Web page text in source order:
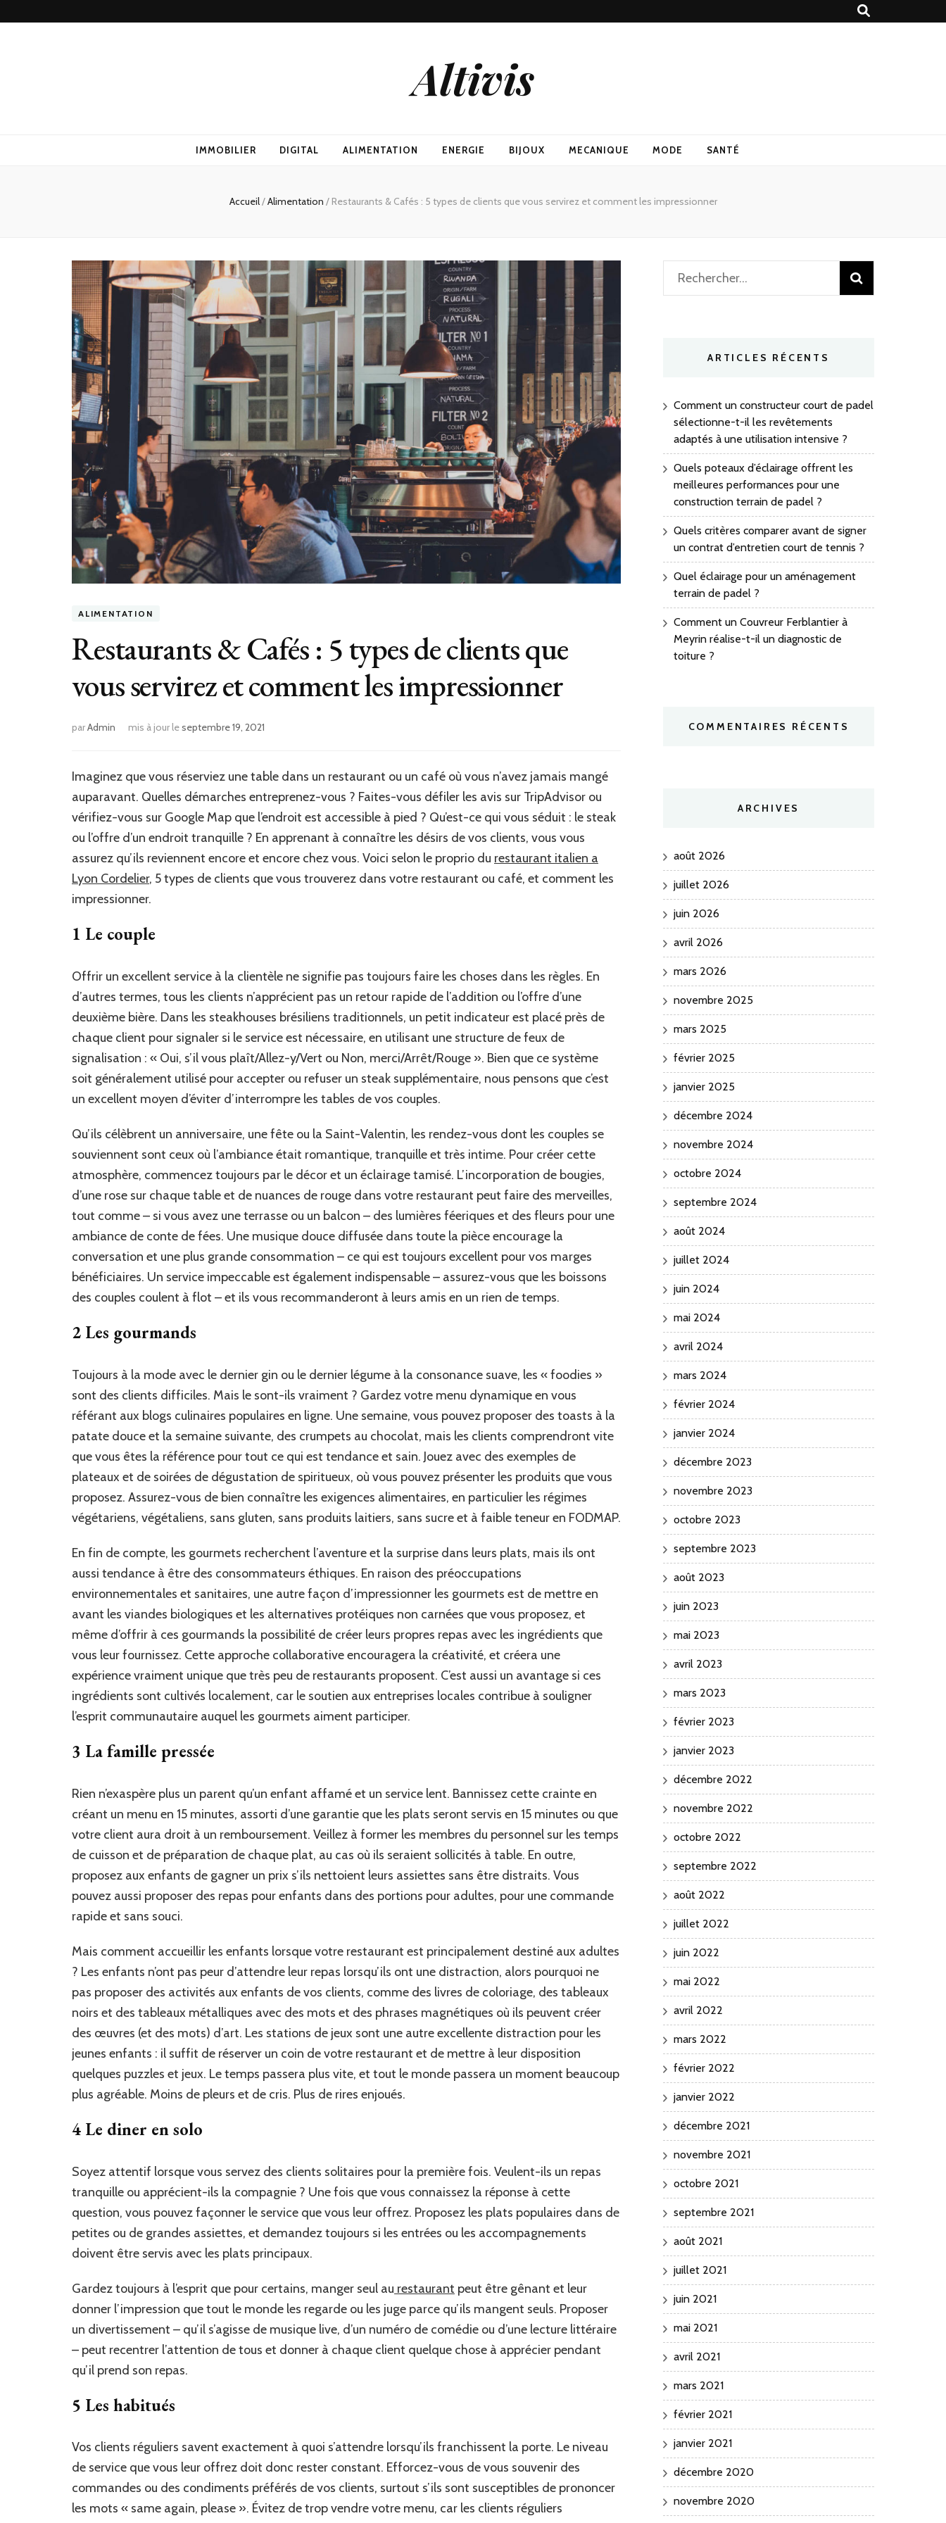
Altivis
IMMOBILIER DIGITAL ALIMENTATION ENERGIE BIJOUX MECANIQUE MODE SANTÉ
Accueil/Alimentation / Restaurants & Cafés : 5 types de clients que vous servirez et comment les impressionner
ALIMENTATION
Restaurants & Cafés : 5 types de clients que
vous servirez et comment les impressionner
parAdmin mis à jour leseptembre 19, 2021
Imaginez que vous réserviez une table dans un restaurant ou un café où vous n’avez jamais mangé
auparavant. Quelles démarches entreprenez-vous ? Faites-vous défiler les avis sur TripAdvisor ou
vérifiez-vous sur Google Map que l’endroit est accessible à pied ? Qu’est-ce qui vous séduit : le steak
ou l’offre d’un endroit tranquille ? En apprenant à connaître les désirs de vos clients, vous vous
assurez qu’ils reviennent encore et encore chez vous. Voici selon le proprio du restaurant italien a
Lyon Cordelier, 5 types de clients que vous trouverez dans votre restaurant ou café, et comment les
impressionner.
1 Le couple
Offrir un excellent service à la clientèle ne signifie pas toujours faire les choses dans les règles. En
d’autres termes, tous les clients n’apprécient pas un retour rapide de l’addition ou l’offre d’une
deuxième bière. Dans les steakhouses brésiliens traditionnels, un petit indicateur est placé près de
chaque client pour signaler si le service est nécessaire, en utilisant une structure de feux de
signalisation : « Oui, s’il vous plaît/Allez-y/Vert ou Non, merci/Arrêt/Rouge ». Bien que ce système
soit généralement utilisé pour accepter ou refuser un steak supplémentaire, nous pensons que c’est
un excellent moyen d’éviter d’interrompre les tables de vos couples.
Qu’ils célèbrent un anniversaire, une fête ou la Saint-Valentin, les rendez-vous dont les couples se
souviennent sont ceux où l’ambiance était romantique, tranquille et très intime. Pour créer cette
atmosphère, commencez toujours par le décor et un éclairage tamisé. L’incorporation de bougies,
d’une rose sur chaque table et de nuances de rouge dans votre restaurant peut faire des merveilles,
tout comme – si vous avez une terrasse ou un balcon – des lumières féeriques et des fleurs pour une
ambiance de conte de fées. Une musique douce diffusée dans toute la pièce encourage la
conversation et une plus grande consommation – ce qui est toujours excellent pour vos marges
bénéficiaires. Un service impeccable est également indispensable – assurez-vous que les boissons
des couples coulent à flot – et ils vous recommanderont à leurs amis en un rien de temps.
2 Les gourmands
Toujours à la mode avec le dernier gin ou le dernier légume à la consonance suave, les « foodies »
sont des clients difficiles. Mais le sont-ils vraiment ? Gardez votre menu dynamique en vous
référant aux blogs culinaires populaires en ligne. Une semaine, vous pouvez proposer des toasts à la
patate douce et la semaine suivante, des crumpets au chocolat, mais les clients comprendront vite
que vous êtes la référence pour tout ce qui est tendance et sain. Jouez avec des exemples de
plateaux et de soirées de dégustation de spiritueux, où vous pouvez présenter les produits que vous
proposez. Assurez-vous de bien connaître les exigences alimentaires, en particulier les régimes
végétariens, végétaliens, sans gluten, sans produits laitiers, sans sucre et à faible teneur en FODMAP.
En fin de compte, les gourmets recherchent l’aventure et la surprise dans leurs plats, mais ils ont
aussi tendance à être des consommateurs éthiques. En raison des préoccupations
environnementales et sanitaires, une autre façon d’impressionner les gourmets est de mettre en
avant les viandes biologiques et les alternatives protéiques non carnées que vous proposez, et
même d’offrir à ces gourmands la possibilité de créer leurs propres repas avec les ingrédients que
vous leur fournissez. Cette approche collaborative encouragera la créativité, et créera une
expérience vraiment unique que très peu de restaurants proposent. C’est aussi un avantage si ces
ingrédients sont cultivés localement, car le soutien aux entreprises locales contribue à souligner
l’esprit communautaire auquel les gourmets aiment participer.
3 La famille pressée
Rien n’exaspère plus un parent qu’un enfant affamé et un service lent. Bannissez cette crainte en
créant un menu en 15 minutes, assorti d’une garantie que les plats seront servis en 15 minutes ou que
votre client aura droit à un remboursement. Veillez à former les membres du personnel sur les temps
de cuisson et de préparation de chaque plat, au cas où ils seraient sollicités à table. En outre,
proposez aux enfants de gagner un prix s’ils nettoient leurs assiettes sans être distraits. Vous
pouvez aussi proposer des repas pour enfants dans des portions pour adultes, pour une commande
rapide et sans souci.
Mais comment accueillir les enfants lorsque votre restaurant est principalement destiné aux adultes
? Les enfants n’ont pas peur d’attendre leur repas lorsqu’ils ont une distraction, alors pourquoi ne
pas proposer des activités aux enfants de vos clients, comme des livres de coloriage, des tableaux
noirs et des tableaux métalliques avec des mots et des phrases magnétiques où ils peuvent créer
des œuvres (et des mots) d’art. Les stations de jeux sont une autre excellente distraction pour les
jeunes enfants : il suffit de réserver un coin de votre restaurant et de mettre à leur disposition
quelques puzzles et jeux. Le temps passera plus vite, et tout le monde passera un moment beaucoup
plus agréable. Moins de pleurs et de cris. Plus de rires enjoués.
4 Le diner en solo
Soyez attentif lorsque vous servez des clients solitaires pour la première fois. Veulent-ils un repas
tranquille ou apprécient-ils la compagnie ? Une fois que vous connaissez la réponse à cette
question, vous pouvez façonner le service que vous leur offrez. Proposez les plats populaires dans de
petites ou de grandes assiettes, et demandez toujours si les entrées ou les accompagnements
doivent être servis avec les plats principaux.
Gardez toujours à l’esprit que pour certains, manger seul au restaurant peut être gênant et leur
donner l’impression que tout le monde les regarde ou les juge parce qu’ils mangent seuls. Proposer
un divertissement – qu’il s’agisse de musique live, d’un numéro de comédie ou d’une lecture littéraire
– peut recentrer l’attention de tous et donner à chaque client quelque chose à apprécier pendant
qu’il prend son repas.
5 Les habitués
Vos clients réguliers savent exactement à quoi s’attendre lorsqu’ils franchissent la porte. Le niveau
de service que vous leur offrez doit donc rester constant. Efforcez-vous de vous souvenir des
commandes ou des condiments préférés de vos clients, surtout s’ils sont susceptibles de prononcer
les mots « same again, please ». Évitez de trop vendre votre menu, car les clients réguliers
Rechercher :
ARTICLES RÉCENTS
Comment un constructeur court de padel
sélectionne-t-il les revêtements
adaptés à une utilisation intensive ?
Quels poteaux d’éclairage offrent les
meilleures performances pour une
construction terrain de padel ?
Quels critères comparer avant de signer
un contrat d’entretien court de tennis ?
Quel éclairage pour un aménagement
terrain de padel ?
Comment un Couvreur Ferblantier à
Meyrin réalise-t-il un diagnostic de
toiture ?
COMMENTAIRES RÉCENTS
ARCHIVES
août 2026
juillet 2026
juin 2026
avril 2026
mars 2026
novembre 2025
mars 2025
février 2025
janvier 2025
décembre 2024
novembre 2024
octobre 2024
septembre 2024
août 2024
juillet 2024
juin 2024
mai 2024
avril 2024
mars 2024
février 2024
janvier 2024
décembre 2023
novembre 2023
octobre 2023
septembre 2023
août 2023
juin 2023
mai 2023
avril 2023
mars 2023
février 2023
janvier 2023
décembre 2022
novembre 2022
octobre 2022
septembre 2022
août 2022
juillet 2022
juin 2022
mai 2022
avril 2022
mars 2022
février 2022
janvier 2022
décembre 2021
novembre 2021
octobre 2021
septembre 2021
août 2021
juillet 2021
juin 2021
mai 2021
avril 2021
mars 2021
février 2021
janvier 2021
décembre 2020
novembre 2020